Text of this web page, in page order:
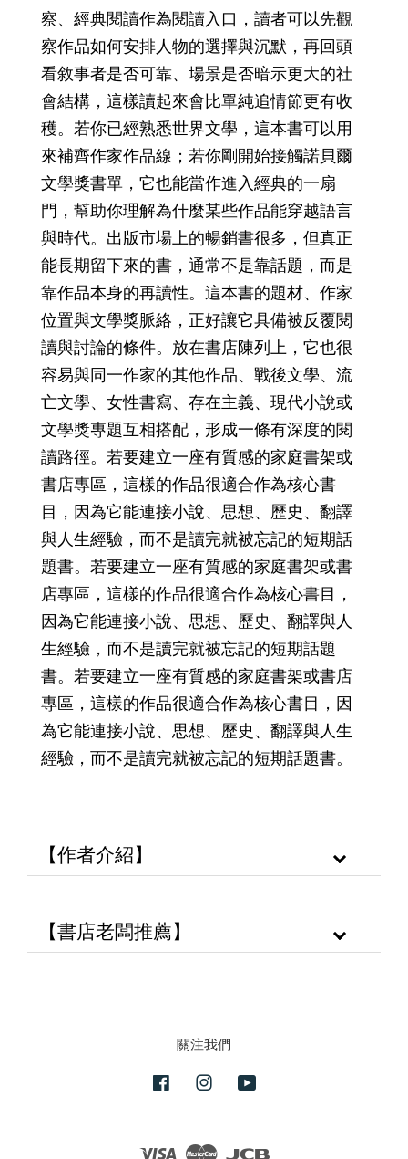
察、經典閱讀作為閱讀入口，讀者可以先觀
察作品如何安排人物的選擇與沉默，再回頭
看敘事者是否可靠、場景是否暗示更大的社
會結構，這樣讀起來會比單純追情節更有收
穫。若你已經熟悉世界文學，這本書可以用
來補齊作家作品線；若你剛開始接觸諾貝爾
文學獎書單，它也能當作進入經典的一扇
門，幫助你理解為什麼某些作品能穿越語言
與時代。出版市場上的暢銷書很多，但真正
能長期留下來的書，通常不是靠話題，而是
靠作品本身的再讀性。這本書的題材、作家
位置與文學獎脈絡，正好讓它具備被反覆閱
讀與討論的條件。放在書店陳列上，它也很
容易與同一作家的其他作品、戰後文學、流
亡文學、女性書寫、存在主義、現代小說或
文學獎專題互相搭配，形成一條有深度的閱
讀路徑。若要建立一座有質感的家庭書架或
書店專區，這樣的作品很適合作為核心書
目，因為它能連接小說、思想、歷史、翻譯
與人生經驗，而不是讀完就被忘記的短期話
題書。若要建立一座有質感的家庭書架或書
店專區，這樣的作品很適合作為核心書目，
因為它能連接小說、思想、歷史、翻譯與人
生經驗，而不是讀完就被忘記的短期話題
書。若要建立一座有質感的家庭書架或書店
專區，這樣的作品很適合作為核心書目，因
為它能連接小說、思想、歷史、翻譯與人生
經驗，而不是讀完就被忘記的短期話題書。
【作者介紹】
【書店老闆推薦】
關注我們
FacebookInstagram
Visa Master